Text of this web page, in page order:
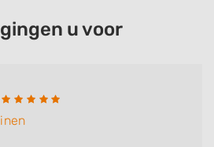
u voor